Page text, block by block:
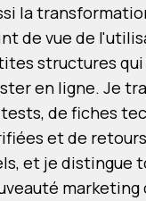
la
de vue de
structures
en ligne. Je
de fiches
et de
et je distingue
marketing